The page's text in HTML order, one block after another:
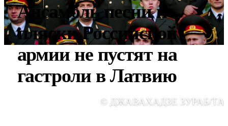
Ансамбль песни и
пляски Российской
армии не пустят на
гастроли в Латвию
© ДЖАВАХАДЗЕ ЗУРАБ/